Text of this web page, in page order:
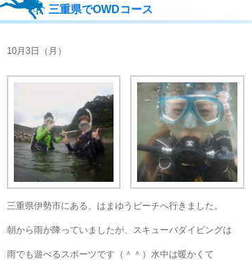
三重県でOWDコース
10月3日（月）
三重県伊勢市にある、はまゆうビーチへ行きました。
朝から雨が降っていましたが、スキューバダイビングは
雨でも遊べるスポーツです（＾＾）水中は暖かくて